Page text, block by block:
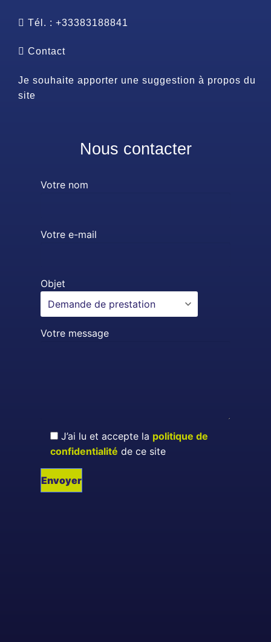
Tél. : +33383188841
Contact
Je souhaite apporter une suggestion à propos du
site
Nous contacter
Votre nom
Votre e-mail
Objet
Votre message
J’ai lu et accepte la politique de
confidentialité de ce site